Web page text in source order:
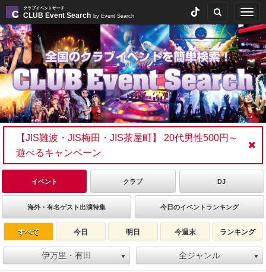
クラブイベントサーチ
CLUB Event Search by Event Search
【JIS難波・JIS梅田・JIS茶屋町】 20代男性500円～
遊べるキャンペーン
イベント クラブ DJ
海外・有名ゲスト出演特集 今日のイベントランキング
すべて 今日 明日 今週末 ランキング
伊万里・有田 ▼ 全ジャンル ▼